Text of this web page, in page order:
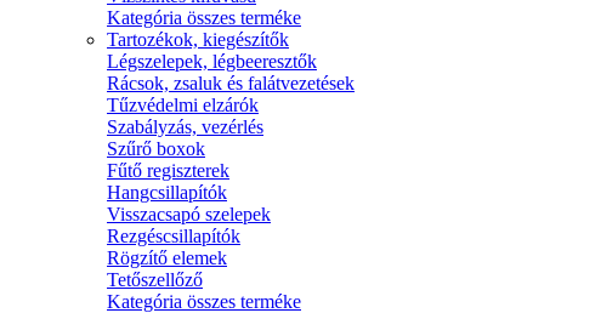
Kategória összes terméke
Tartozékok, kiegészítők
Légszelepek, légbeeresztők
Rácsok, zsaluk és falátvezetések
Tűzvédelmi elzárók
Szabályzás, vezérlés
Szűrő boxok
Fűtő regiszterek
Hangcsillapítók
Visszacsapó szelepek
Rezgéscsillapítók
Rögzítő elemek
Tetőszellőző
Kategória összes terméke